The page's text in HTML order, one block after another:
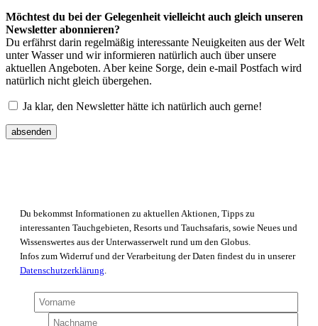
Möchtest du bei der Gelegenheit vielleicht auch gleich unseren
Newsletter abonnieren?
Du erfährst darin regelmäßig interessante Neuigkeiten aus der Welt
unter Wasser und wir informieren natürlich auch über unsere
aktuellen Angeboten. Aber keine Sorge, dein e-mail Postfach wird
natürlich nicht gleich übergehen.
Ja klar, den Newsletter hätte ich natürlich auch gerne!
Du bekommst Informationen zu aktuellen Aktionen, Tipps zu
interessanten Tauchgebieten, Resorts und Tauchsafaris, sowie Neues und
Wissenswertes aus der Unterwasserwelt rund um den Globus.
Infos zum Widerruf und der Verarbeitung der Daten findest du in unserer
Datenschutzerklärung